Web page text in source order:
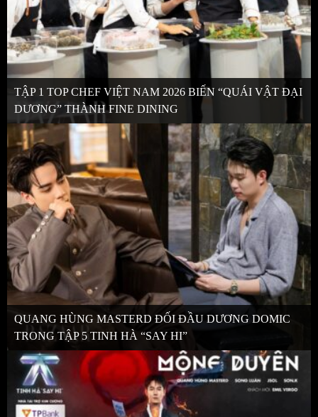
TẬP 1 TOP CHEF VIỆT NAM 2026 BIẾN “QUÁI VẬT ĐẠI
DƯƠNG” THÀNH FINE DINING
QUANG HÙNG MASTERD ĐỐI ĐẦU DƯƠNG DOMIC
TRONG TẬP 5 TINH HÀ “SAY HI”